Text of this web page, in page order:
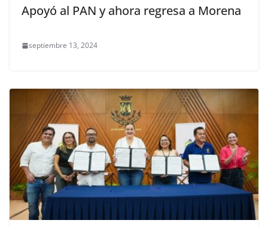
Apoyó al PAN y ahora regresa a Morena
septiembre 13, 2024